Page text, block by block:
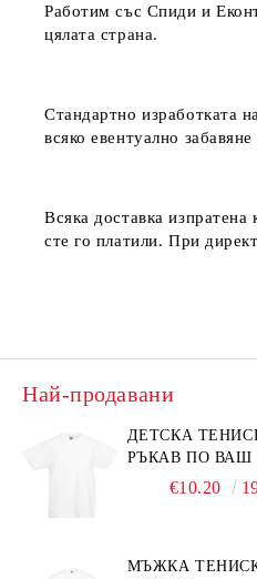
Работим със Спиди и
цялата страна.
Стандартно изработката
всяко евентуално
Всяка доставка
сте го платили. При
Най-продавани
ДЕТСКА
РЪКАВ ПО ВАШ
€10.20
МЪЖКА